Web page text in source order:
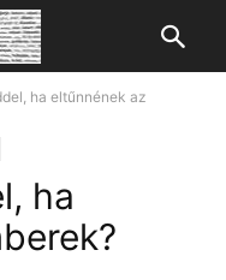
ha eltűnnének az
ha